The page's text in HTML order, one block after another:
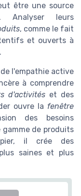
être une source
Analyser leurs
, comme le fait
et ouverts à
de l'empathie active
à comprendre
d'activités et des
ouvre la fenêtre
des besoins
gamme de produits
il crée des
saines et plus